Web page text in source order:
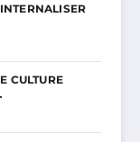
CULTURE